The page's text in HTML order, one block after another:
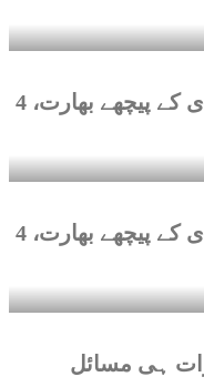
پیچھے بھارت، 4
پیچھے بھارت، 4
ہی مسائل